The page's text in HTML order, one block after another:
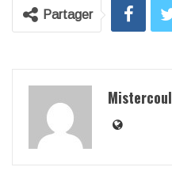
Partager
Mistercoul